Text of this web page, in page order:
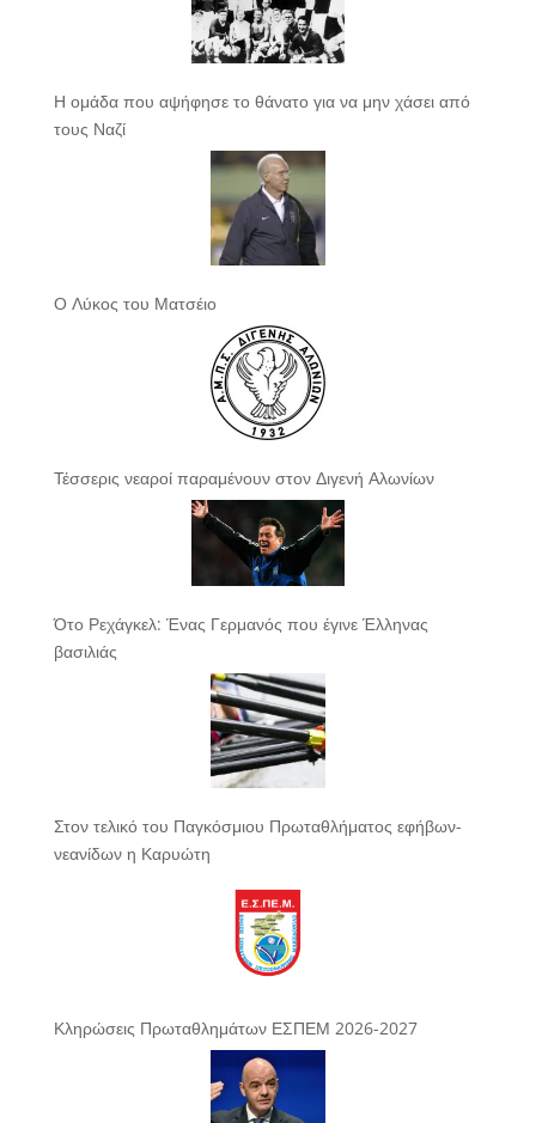
Η ομάδα που αψήφησε το θάνατο για να μην χάσει από
τους Ναζί
Ο Λύκος του Ματσέιο
Τέσσερις νεαροί παραμένουν στον Διγενή Αλωνίων
Ότο Ρεχάγκελ: Ένας Γερμανός που έγινε Έλληνας
βασιλιάς
Στον τελικό του Παγκόσμιου Πρωταθλήματος εφήβων-
νεανίδων η Καρυώτη
Κληρώσεις Πρωταθλημάτων ΕΣΠΕΜ 2026-2027